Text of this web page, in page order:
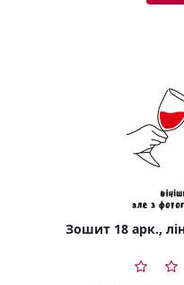
Зошит 18 арк.,